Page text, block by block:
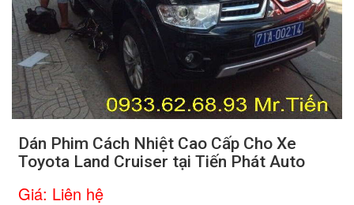
Dán Phim Cách Nhiệt Cao Cấp Cho Xe
Toyota Land Cruiser tại Tiến Phát Auto
Giá: Liên hệ